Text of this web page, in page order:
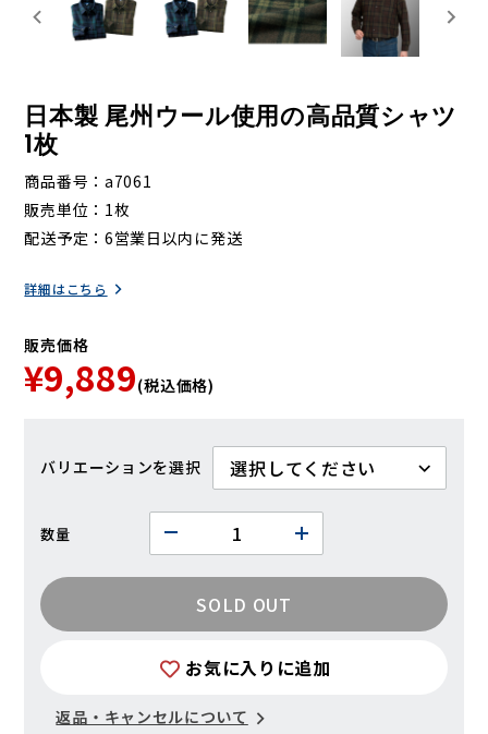
日本製 尾州ウール使用の高品質シャツ
1枚
商品番号
a7061
販売単位
1枚
配送予定
6営業日以内に発送
詳細はこちら
販売価格
¥9,889(税込価格)
バリエーション
数量
SOLD OUT
お気に入りに追加
返品・キャンセルについて